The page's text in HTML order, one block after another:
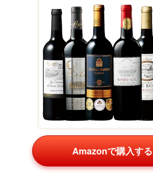
Amazonで購入する